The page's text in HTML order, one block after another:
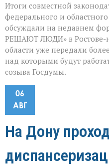
Итоги совместной
федерального и
обсуждали на недавнем
РЕШАЮТ ЛЮДИ» в Ростове-
области уже передали
над которыми будут
созыва Госдумы.
06
АВГ
На Дону